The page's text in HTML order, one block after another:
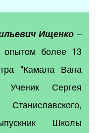
Ищенко –
опытом более 13
"Камала Вана
Сергея
Школы